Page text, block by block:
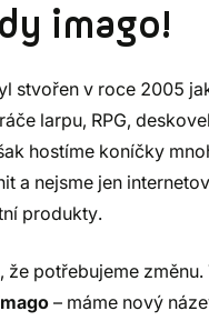
imago!
stvořen v roce 2005
larpu, RPG,
hostíme koníčky
a nejsme jen
produkty.
že potřebujeme změnu.
– máme nový